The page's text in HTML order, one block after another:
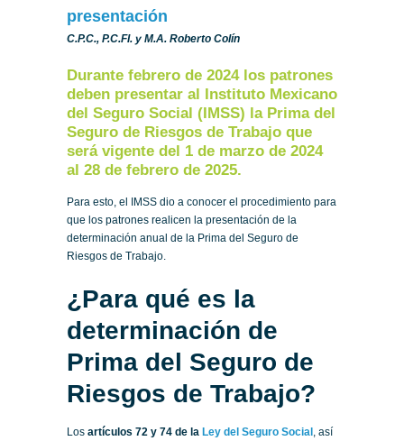
presentación
C.P.C., P.C.FI. y M.A. Roberto Colín
Durante febrero de 2024 los patrones
deben presentar al Instituto Mexicano
del Seguro Social (IMSS) la Prima del
Seguro de Riesgos de Trabajo que
será vigente del 1 de marzo de 2024
al 28 de febrero de 2025.
Para esto, el IMSS dio a conocer el procedimiento para
que los patrones realicen la presentación de la
determinación anual de la Prima del Seguro de
Riesgos de Trabajo.
¿Para qué es la
determinación de
Prima del Seguro de
Riesgos de Trabajo?
Los artículos 72 y 74 de la Ley del Seguro Social , así